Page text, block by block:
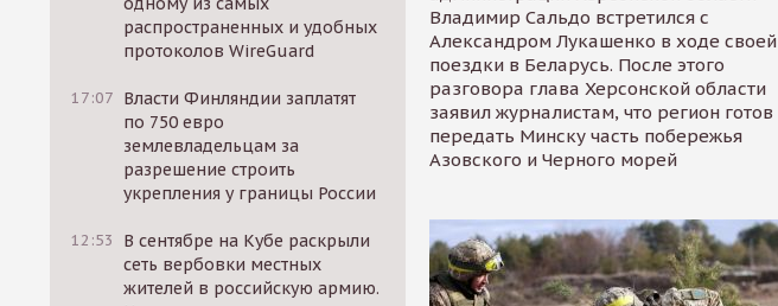
распространенных и удобных
протоколов WireGuard
17:07 Власти Финляндии заплатят
по 750 евро
землевладельцам за
разрешение строить
укрепления у границы России
12:53
В сентябре на Кубе раскрыли
сеть вербовки местных
жителей в российскую армию.
Владимир Сальдо встретился с
Александром Лукашенко в ходе своей
поездки в Беларусь. После этого
разговора глава Херсонской области
заявил журналистам, что регион готов
передать Минску часть побережья
Азовского и Черного морей